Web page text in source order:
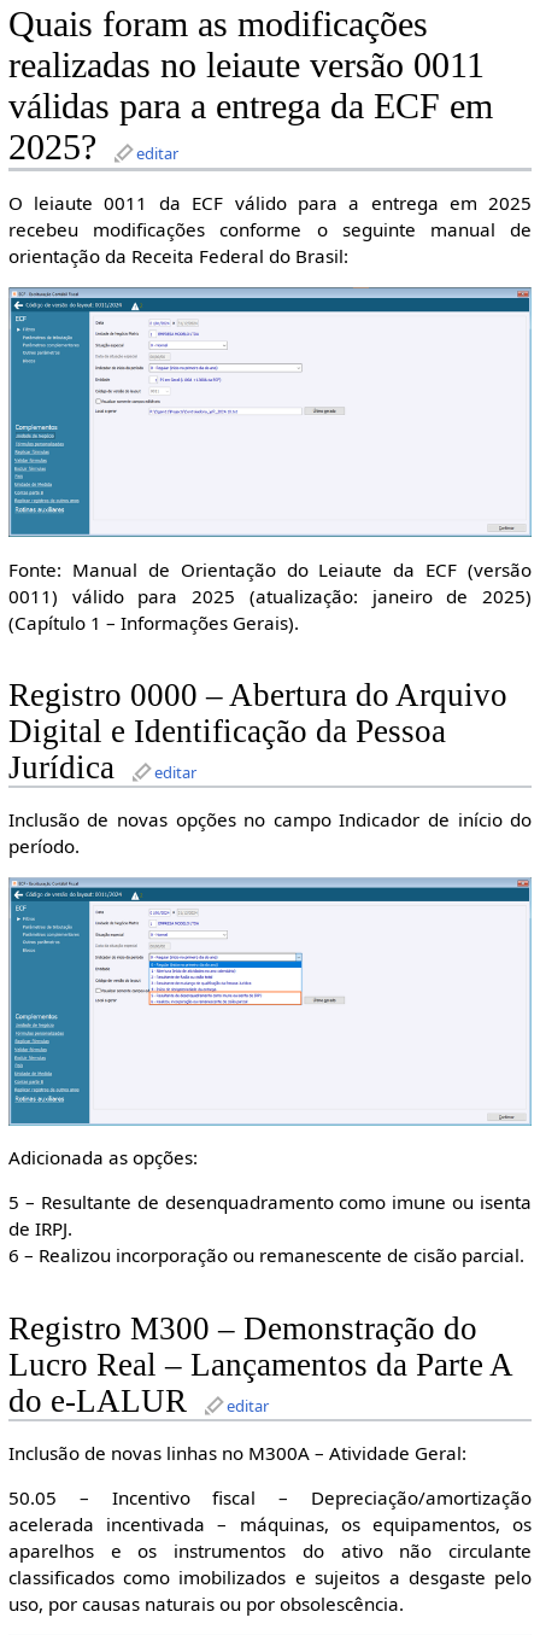
Quais foram as modificações
realizadas no leiaute versão 0011
válidas para a entrega da ECF em
2025?
editar
O leiaute 0011 da ECF válido para a entrega em 2025
recebeu modificações conforme o seguinte manual de
orientação da Receita Federal do Brasil:
Fonte: Manual de Orientação do Leiaute da ECF (versão
0011) válido para 2025 (atualização: janeiro de 2025)
(Capítulo 1 – Informações Gerais).
Registro 0000 – Abertura do Arquivo
Digital e Identificação da Pessoa
Jurídica
editar
Inclusão de novas opções no campo Indicador de início do
período.
Adicionada as opções:
5 – Resultante de desenquadramento como imune ou isenta
de IRPJ.
6 – Realizou incorporação ou remanescente de cisão parcial.
Registro M300 – Demonstração do
Lucro Real – Lançamentos da Parte A
do e-LALUR
editar
Inclusão de novas linhas no M300A – Atividade Geral:
50.05 – Incentivo fiscal – Depreciação/amortização
acelerada incentivada – máquinas, os equipamentos, os
aparelhos e os instrumentos do ativo não circulante
classificados como imobilizados e sujeitos a desgaste pelo
uso, por causas naturais ou por obsolescência.